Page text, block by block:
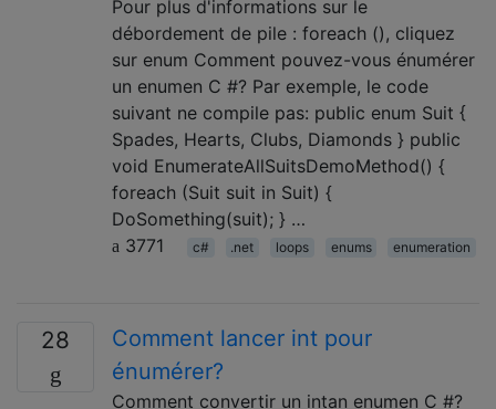
Pour plus d'informations sur le
débordement de pile : foreach (), cliquez
sur enum Comment pouvez-vous énumérer
un enumen C #? Par exemple, le code
suivant ne compile pas: public enum Suit {
Spades, Hearts, Clubs, Diamonds } public
void EnumerateAllSuitsDemoMethod() {
foreach (Suit suit in Suit) {
DoSomething(suit); } …
3771
c# .net loops enums enumeration
28
Comment lancer int pour
énumérer?
Comment convertir un intan enumen C #?